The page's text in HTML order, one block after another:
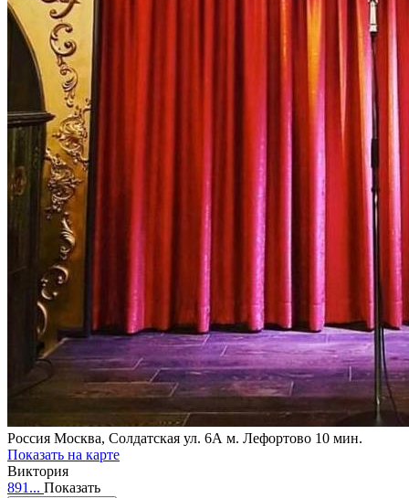
Россия Москва, Солдатская ул. 6А м. Лефортово 10 мин.
Показать на карте
Виктория
891... Показать